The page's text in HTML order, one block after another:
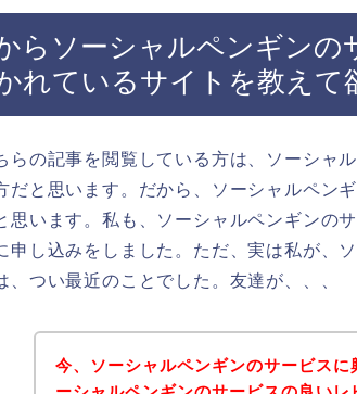
らソーシャルペンギンの
れているサイトを教えて
らの記事を閲覧している方は、ソーシャ
だと思います。だから、ソーシャルペン
思います。私も、ソーシャルペンギンの
申し込みをしました。ただ、実は私が、
、つい最近のことでした。友達が、、、
今、ソーシャルペンギンのサービスに